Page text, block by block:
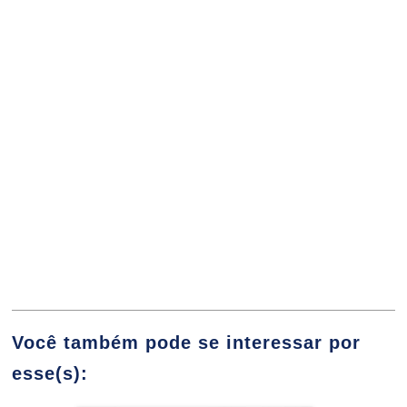
Você também pode se interessar por
esse(s):